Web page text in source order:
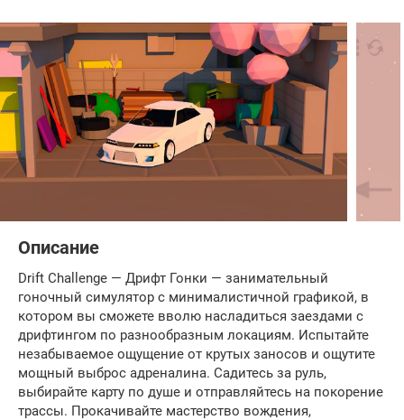
Описание
Drift Challenge — Дрифт Гонки — занимательный
гоночный симулятор с минималистичной графикой, в
котором вы сможете вволю насладиться заездами с
дрифтингом по разнообразным локациям. Испытайте
незабываемое ощущение от крутых заносов и ощутите
мощный выброс адреналина. Садитесь за руль,
выбирайте карту по душе и отправляйтесь на покорение
трассы. Прокачивайте мастерство вождения,